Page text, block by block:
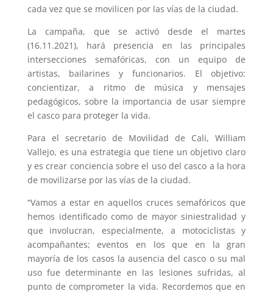
cada vez que se movilicen por las vías de la ciudad.
La campaña, que se activó desde el martes
(16.11.2021), hará presencia en las principales
intersecciones semafóricas, con un equipo de
artistas, bailarines y funcionarios. El objetivo:
concientizar, a ritmo de música y mensajes
pedagógicos, sobre la importancia de usar siempre
el casco para proteger la vida.
Para el secretario de Movilidad de Cali, William
Vallejo, es una estrategia que tiene un objetivo claro
y es crear conciencia sobre el uso del casco a la hora
de movilizarse por las vías de la ciudad.
“Vamos a estar en aquellos cruces semafóricos que
hemos identificado como de mayor siniestralidad y
que involucran, especialmente, a motociclistas y
acompañantes; eventos en los que en la gran
mayoría de los casos la ausencia del casco o su mal
uso fue determinante en las lesiones sufridas, al
punto de comprometer la vida. Recordemos que en